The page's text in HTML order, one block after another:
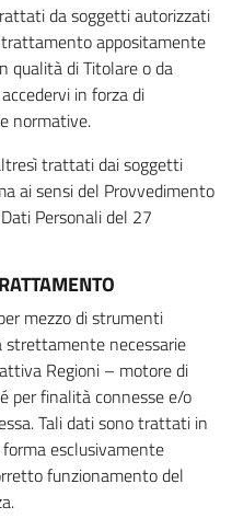
da soggetti autorizzati
appositamente
qualità di Titolare o da
in forza di
normative.
trattati dai soggetti
ai sensi del Provvedimento
Personali del 27
mezzo di strumenti
necessarie
Regioni – motore di
per finalità connesse e/o
Tali dati sono trattati in
esclusivamente
funzionamento del